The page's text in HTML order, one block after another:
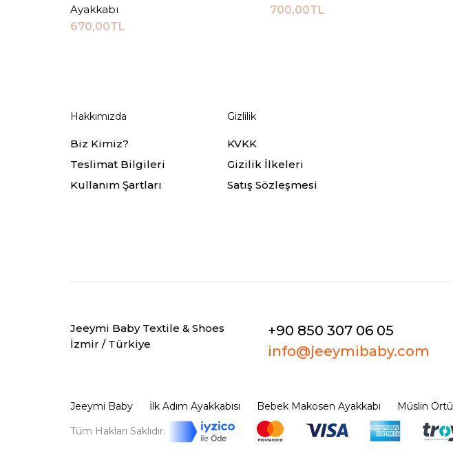
Ayakkabı
670,00TL
700,00TL
Hakkımızda
Biz Kimiz?
Teslimat Bilgileri
Kullanım Şartları
Gizlilik
KVKK
Gizilik İlkeleri
Satış Sözleşmesi
Jeeymi Baby Textile & Shoes
İzmir / Türkiye
+90 850 307 06 05
info@jeeymibaby.com
Jeeymi Baby İlk Adım Ayakkabısı Bebek Makosen Ayakkabı Müslin Örtü
Tüm Hakları Saklıdır.